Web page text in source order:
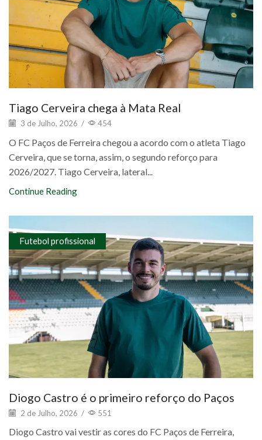
Tiago Cerveira chega à Mata Real
3 de Julho, 2026 / 454
O FC Paços de Ferreira chegou a acordo com o atleta Tiago
Cerveira, que se torna, assim, o segundo reforço para
2026/2027. Tiago Cerveira, lateral...
Continue Reading
Futebol profissional
Diogo Castro é o primeiro reforço do Paços
2 de Julho, 2026 / 551
Diogo Castro vai vestir as cores do FC Paços de Ferreira,